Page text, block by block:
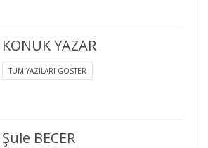
KONUK YAZAR
TÜM YAZILARI GÖSTER
Şule BECER